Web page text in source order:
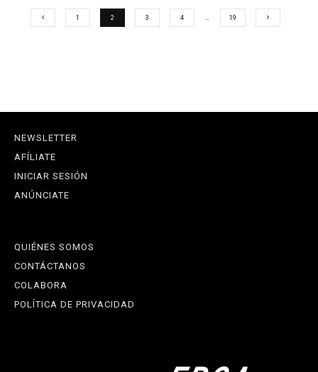
1 2 3 4 … 19
NEWSLETTER
AFÍLIATE
INICIAR SESIÓN
ANÚNCIATE
QUIÉNES SOMOS
CONTÁCTANOS
COLABORA
POLÍTICA DE PRIVACIDAD